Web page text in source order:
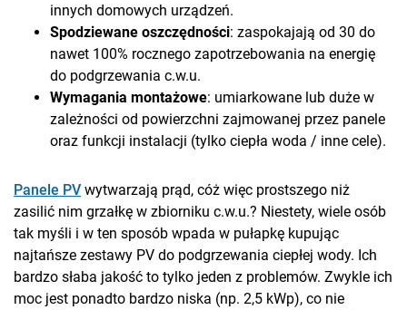
innych domowych urządzeń.
Spodziewane oszczędności: zaspokajają od 30 do
nawet 100% rocznego zapotrzebowania na energię
do podgrzewania c.w.u.
Wymagania montażowe: umiarkowane lub duże w
zależności od powierzchni zajmowanej przez panele
oraz funkcji instalacji (tylko ciepła woda / inne cele).
Panele PV wytwarzają prąd, cóż więc prostszego niż
zasilić nim grzałkę w zbiorniku c.w.u.? Niestety, wiele osób
tak myśli i w ten sposób wpada w pułapkę kupując
najtańsze zestawy PV do podgrzewania ciepłej wody. Ich
bardzo słaba jakość to tylko jeden z problemów. Zwykle ich
moc jest ponadto bardzo niska (np. 2,5 kWp), co nie